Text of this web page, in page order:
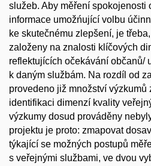
služeb. Aby měření spokojenosti
informace umožńující volbu
ke skutečnému zlepšení, je
založeny na znalosti klíčových
reflektujících očekávání občanů/
k daným službám. Na rozdíl od
provedeno již množství výzkumů
identifikaci dimenzí kvality
výzkumy dosud prováděny
projektu je proto: zmapovat
týkající se možných postupů
s veřejnými službami, ve dvou